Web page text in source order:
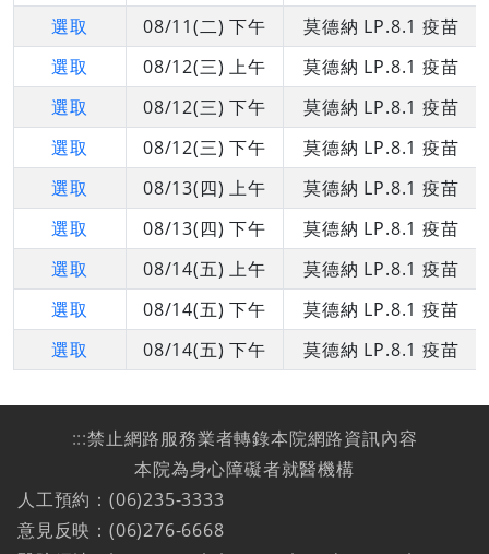
選取
08/11(二) 下午
莫德納 LP.8.1 疫苗
選取
08/12(三) 上午
莫德納 LP.8.1 疫苗
選取
08/12(三) 下午
莫德納 LP.8.1 疫苗
選取
08/12(三) 下午
莫德納 LP.8.1 疫苗
選取
08/13(四) 上午
莫德納 LP.8.1 疫苗
選取
08/13(四) 下午
莫德納 LP.8.1 疫苗
選取
08/14(五) 上午
莫德納 LP.8.1 疫苗
選取
08/14(五) 下午
莫德納 LP.8.1 疫苗
選取
08/14(五) 下午 莫德納 LP.8.1 疫苗
:::禁止網路服務業者轉錄本院網路資訊內容
本院為身心障礙者就醫機構
人工預約：(06)235-3333
意見反映：(06)276-6668